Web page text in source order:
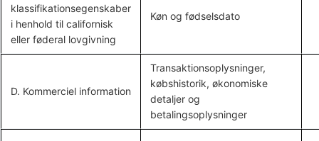
klassifikationsegenskaber
i henhold til californisk
eller føderal lovgivning
Køn og fødselsdato
D. Kommerciel information
Transaktionsoplysninger,
købshistorik, økonomiske
detaljer og
betalingsoplysninger